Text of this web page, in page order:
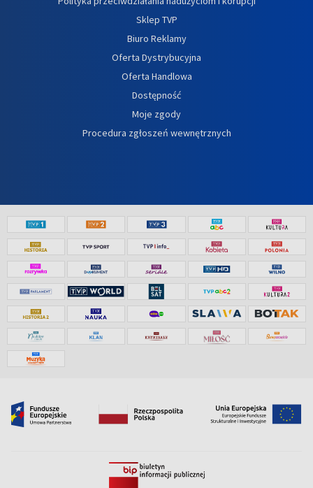
Sklep TVP
Biuro Reklamy
Oferta Dystrybucyjna
Oferta Handlowa
Dostępność
Moje zgody
Procedura zgłoszeń wewnętrznych